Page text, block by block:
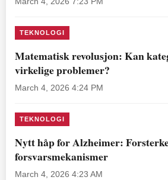
TEKNOLOGI
Matematisk revolusjon: Kan
virkelige problemer?
March 4, 2026 4:24 PM
TEKNOLOGI
Nytt håp for Alzheimer:
forsvarsmekanismer
March 4, 2026 4:23 AM